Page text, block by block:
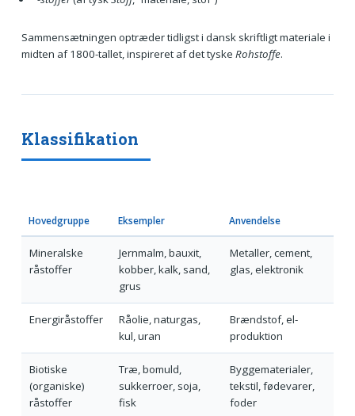
Sammensætningen optræder tidligst i dansk skriftligt materiale i
midten af 1800-tallet, inspireret af det tyske Rohstoffe.
Klassifikation
Hovedgruppe Eksempler Anvendelse
Mineralske
råstoffer
Jernmalm, bauxit,
kobber, kalk, sand,
grus
Metaller, cement,
glas, elektronik
Energiråstoffer
Råolie, naturgas,
kul, uran
Brændstof, el-
produktion
Biotiske
(organiske)
råstoffer
Træ, bomuld,
sukkerroer, soja,
fisk
Byggematerialer,
tekstil, fødevarer,
foder